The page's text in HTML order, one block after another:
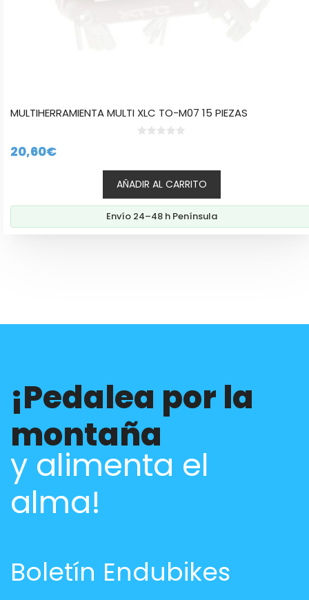
MULTIHERRAMIENTA MULTI XLC TO-M07 15 PIEZAS
5
20,60€
AÑADIR AL CARRITO
Envío 24–48 h Península
¡Pedalea por la
montaña
y alimenta el
alma!
Boletín Endubikes